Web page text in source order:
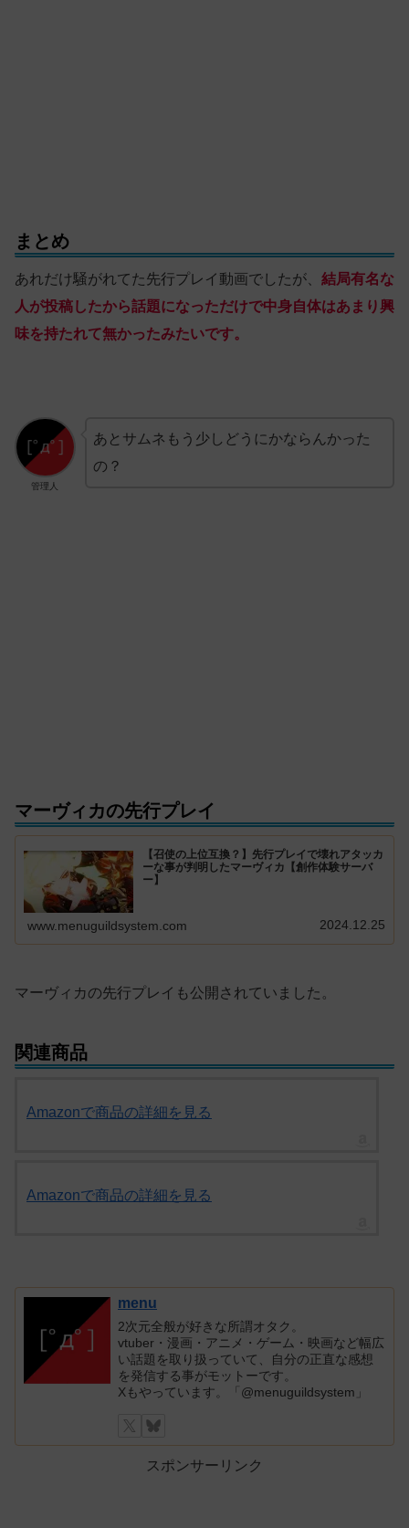
まとめ
あれだけ騒がれてた先行プレイ動画でしたが、 結局有名な
人が投稿したから話題になっただけで中身自体はあまり興
味を持たれて無かったみたいです。
管理人
あとサムネもう少しどうにかならんかった
の？
マーヴィカの先行プレイ
【召使の上位互換？】先行プレイで壊れアタッカ
ーな事が判明したマーヴィカ【創作体験サーバ
ー】
www.menuguildsystem.com 2024.12.25
マーヴィカの先行プレイも公開されていました。
関連商品
Amazonで商品の詳細を見る
Amazonで商品の詳細を見る
menu
2次元全般が好きな所謂オタク。
vtuber・漫画・アニメ・ゲーム・映画など幅広
い話題を取り扱っていて、自分の正直な感想
を発信する事がモットーです。
Xもやっています。「@menuguildsystem」
スポンサーリンク